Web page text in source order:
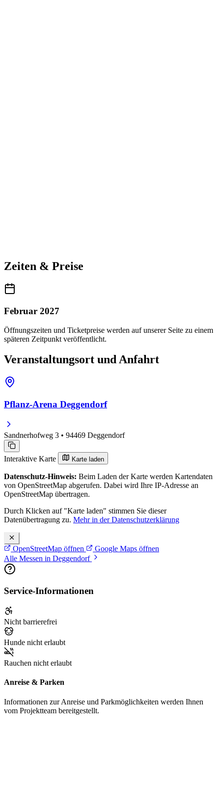
Zeiten & Preise
Februar 2027
Öffnungszeiten und Ticketpreise werden auf unserer Seite zu einem
späteren Zeitpunkt veröffentlicht.
Veranstaltungsort und Anfahrt
Pflanz-Arena Deggendorf
Sandnerhofweg 3 • 94469 Deggendorf
Interaktive Karte Karte laden
Datenschutz-Hinweis: Beim Laden der Karte werden Kartendaten
von OpenStreetMap abgerufen. Dabei wird Ihre IP-Adresse an
OpenStreetMap übertragen.
Durch Klicken auf "Karte laden" stimmen Sie dieser
Datenübertragung zu. Mehr in der Datenschutzerklärung
OpenStreetMap öffnen
Google Maps öffnen
Alle Messen in Deggendorf
Service-Informationen
Nicht barrierefrei
Hunde nicht erlaubt
Rauchen nicht erlaubt
Anreise & Parken
Informationen zur Anreise und Parkmöglichkeiten werden Ihnen
vom Projektteam bereitgestellt.